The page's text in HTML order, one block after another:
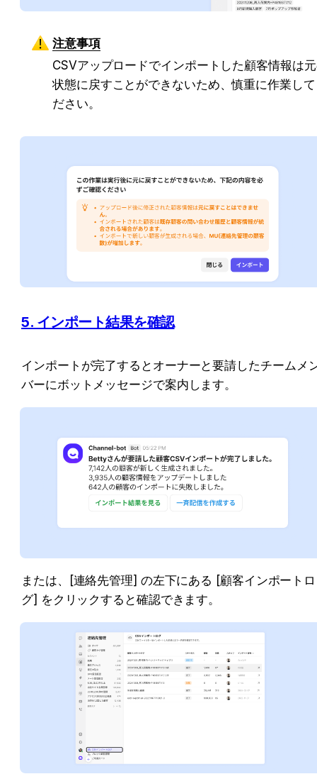
注意事項
CSVアップロードでインポートした顧客情報は
状態に戻すことができないため、慎重に作業し
ださい。
5. インポート結果を確認
インポートが完了するとオーナーと要請したチームメ
バーにボットメッセージで案内します。
または、[連絡先管理] の左下にある [顧客インポートロ
グ] をクリックすると確認できます。